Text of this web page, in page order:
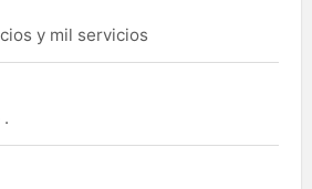
y mil servicios